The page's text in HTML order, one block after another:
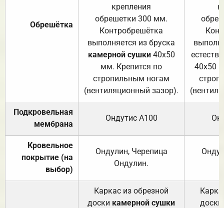
Обрешётка
крепления
обрешетки 300 мм.
Контробрешётка
выполняется из бруска
камерной сушки40х50
мм. Крепится по
стропильным ногам
(вентиляционный зазор).
40х50
Подкровельная
мембрана
Ондутис А100
Кровельное
покрытие (на
выбор)
Ондулин, Черепица
Ондулин.
Каркас из обрезной
доски камерной сушки
доски